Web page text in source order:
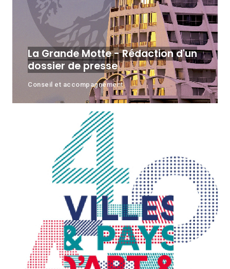
La Grande Motte - Rédaction d'un
dossier de presse
Conseil et accompagnement